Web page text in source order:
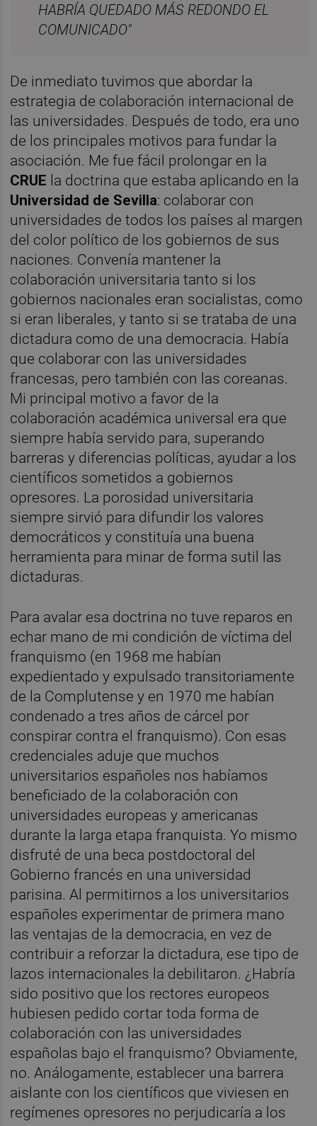
HABRÍA QUEDADO MÁS REDONDO EL
COMUNICADO"
De inmediato tuvimos que abordar la
estrategia de colaboración internacional de
las universidades. Después de todo, era uno
de los principales motivos para fundar la
asociación. Me fue fácil prolongar en la
CRUE la doctrina que estaba aplicando en la
Universidad de Sevilla: colaborar con
universidades de todos los países al margen
del color político de los gobiernos de sus
naciones. Convenía mantener la
colaboración universitaria tanto si los
gobiernos nacionales eran socialistas, como
si eran liberales, y tanto si se trataba de una
dictadura como de una democracia. Había
que colaborar con las universidades
francesas, pero también con las coreanas.
Mi principal motivo a favor de la
colaboración académica universal era que
siempre había servido para, superando
barreras y diferencias políticas, ayudar a los
científicos sometidos a gobiernos
opresores. La porosidad universitaria
siempre sirvió para difundir los valores
democráticos y constituía una buena
herramienta para minar de forma sutil las
dictaduras.
Para avalar esa doctrina no tuve reparos en
echar mano de mi condición de víctima del
franquismo (en 1968 me habían
expedientado y expulsado transitoriamente
de la Complutense y en 1970 me habían
condenado a tres años de cárcel por
conspirar contra el franquismo). Con esas
credenciales aduje que muchos
universitarios españoles nos habíamos
beneficiado de la colaboración con
universidades europeas y americanas
durante la larga etapa franquista. Yo mismo
disfruté de una beca postdoctoral del
Gobierno francés en una universidad
parisina. Al permitirnos a los universitarios
españoles experimentar de primera mano
las ventajas de la democracia, en vez de
contribuir a reforzar la dictadura, ese tipo de
lazos internacionales la debilitaron. ¿Habría
sido positivo que los rectores europeos
hubiesen pedido cortar toda forma de
colaboración con las universidades
españolas bajo el franquismo? Obviamente,
no. Análogamente, establecer una barrera
aislante con los científicos que viviesen en
regímenes opresores no perjudicaría a los